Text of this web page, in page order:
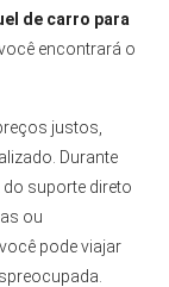
de carro para
encontrará o
justos,
Durante
suporte direto
ou
pode viajar